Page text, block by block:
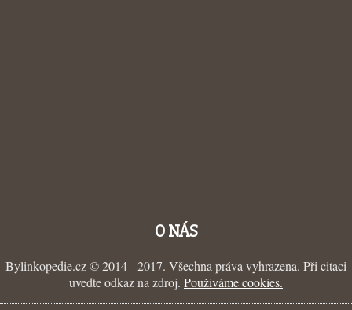
O NÁS
Bylinkopedie.cz © 2014 - 2017. Všechna práva vyhrazena. Při citaci
uveďte odkaz na zdroj. Použiváme cookies.